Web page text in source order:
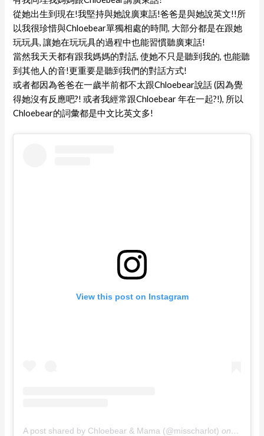
從她出生到現在!我堅持與她說廣東話!爸爸是與她說英文!!所
以我很珍惜與Chloebear單獨相處的時間, 大部分都是在跟她
玩玩具, 讓她在玩玩具的過程中也能習慣聽廣東話!
當然我天天都有跟我媽媽的對話, 使她不只是聽到我的, 也能聽
到其他人的音!更重要是聽到我們的對話方式!
或者都因為爸爸在一歲半前都不太跟Chloebear說話 (因為覺
得她沒有反應吧?! 或者我經常跟Chloebear 年在一起?!), 所以
Chloebear的詞彙都是中文比英文多!
View this post on Instagram
A post shared by Chloebear & Mama (@misscharlot) on Jan 22,